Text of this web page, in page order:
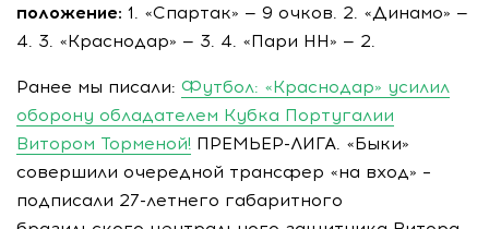
положение: 1. «Спартак» — 9 очков. 2. «Динамо» —
4. 3. «Краснодар» — 3. 4. «Пари НН» — 2.
Ранее мы писали: Футбол: «Краснодар» усилил
оборону обладателем Кубка Португалии
Витором Торменой! ПРЕМЬЕР-ЛИГА. «Быки»
совершили очередной трансфер «на вход» –
подписали 27-летнего габаритного